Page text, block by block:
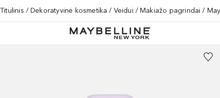
Titulinis Dekoratyvinė kosmetika Veidui Makiažo pagrindai